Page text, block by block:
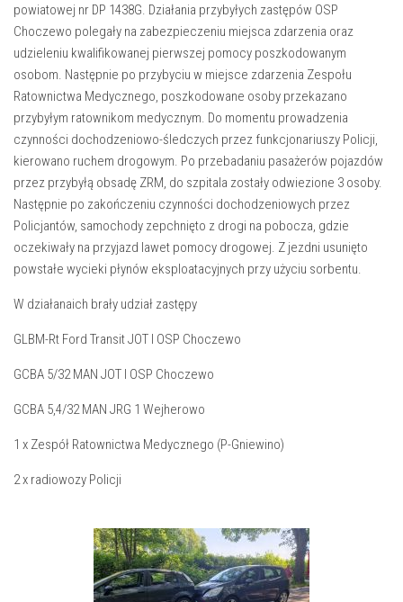
powiatowej nr DP 1438G. Działania przybyłych zastępów OSP
Choczewo polegały na zabezpieczeniu miejsca zdarzenia oraz
udzieleniu kwalifikowanej pierwszej pomocy poszkodowanym
osobom. Następnie po przybyciu w miejsce zdarzenia Zespołu
Ratownictwa Medycznego, poszkodowane osoby przekazano
przybyłym ratownikom medycznym. Do momentu prowadzenia
czynności dochodzeniowo-śledczych przez funkcjonariuszy Policji,
kierowano ruchem drogowym. Po przebadaniu pasażerów pojazdów
przez przybyłą obsadę ZRM, do szpitala zostały odwiezione 3 osoby.
Następnie po zakończeniu czynności dochodzeniowych przez
Policjantów, samochody zepchnięto z drogi na pobocza, gdzie
oczekiwały na przyjazd lawet pomocy drogowej. Z jezdni usunięto
powstałe wycieki płynów eksploatacyjnych przy użyciu sorbentu.
W działanaich brały udział zastępy
GLBM-Rt Ford Transit JOT I OSP Choczewo
GCBA 5/32 MAN JOT I OSP Choczewo
GCBA 5,4/32 MAN JRG 1 Wejherowo
1 x Zespół Ratownictwa Medycznego (P-Gniewino)
2 x radiowozy Policji